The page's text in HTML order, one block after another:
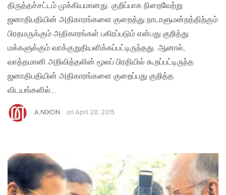
திருத்தச்சட்டம் முக்கியமானது. குறிப்பாக நிறைவேற்று
ஜனாதிபதியின் அதிகாரங்களை குறைத்து நாடாளுமன்றத்திற்கும்
பிரதமருக்கும் அதிகாரங்கள் பகிரப்படும் என்பது குறித்து
மக்களுக்கும் வாக்குறுதியளிக்கப்பட்டிருந்தது. ஆனால்,
வாத்தமானி அறிவித்தலின் மூலப் பிரதியில் கூறப்பட்டிருந்த
ஜனாதிபதியின் அதிகாரங்களை குறைப்பது குறித்த
விடயங்களில்…
A.NIXON on April 28, 2015